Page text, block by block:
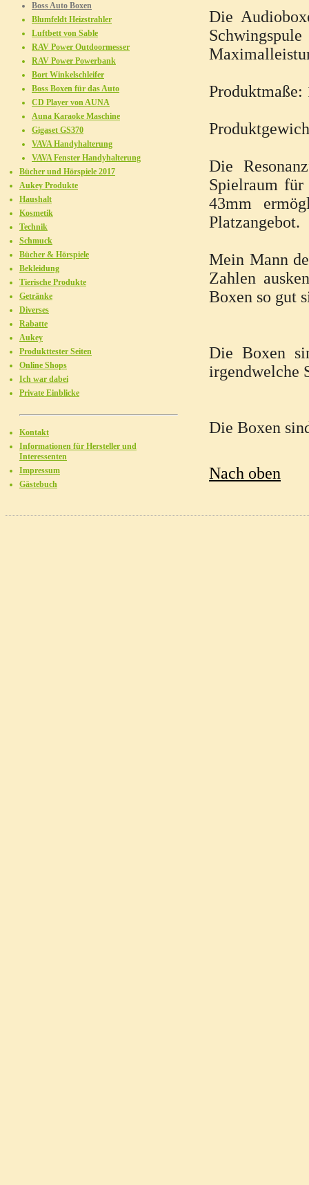
Die
Produktmaße:
Die
Spielraum
43mm
Platzangebot.
Mein Mann
Zahlen
Boxen so gut
Die Boxen
irgendwelche
Die Boxen
Nach oben
Boss Auto Boxen
Blumfeldt Heizstrahler
Luftbett von Sable
RAV Power Outdoormesser
RAV Power Powerbank
Bort Winkelschleifer
Boss Boxen für das Auto
CD Player von AUNA
Auna Karaoke Maschine
Gigaset GS370
VAVA Handyhalterung
VAVA Fenster Handyhalterung
Bücher und Hörspiele 2017
Aukey Produkte
Haushalt
Kosmetik
Technik
Schmuck
Bücher & Hörspiele
Bekleidung
Tierische Produkte
Getränke
Diverses
Rabatte
Aukey
Produkttester Seiten
Online Shops
Ich war dabei
Private Einblicke
Kontakt
Informationen für Hersteller und
Interessenten
Impressum
Gästebuch